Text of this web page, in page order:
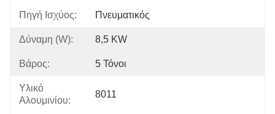
Πηγή Ισχύος: Πνευματικός
Δύναμη (W): 8,5 KW
Βάρος: 5 Τόνοι
Υλικό
Αλουμινίου:
8011